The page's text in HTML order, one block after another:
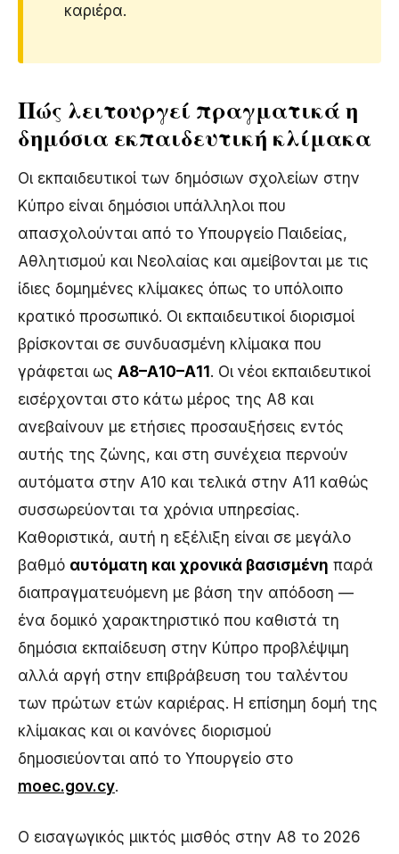
καριέρα.
Πώς λειτουργεί πραγματικά η
δημόσια εκπαιδευτική κλίμακα
Οι εκπαιδευτικοί των δημόσιων σχολείων στην
Κύπρο είναι δημόσιοι υπάλληλοι που
απασχολούνται από το Υπουργείο Παιδείας,
Αθλητισμού και Νεολαίας και αμείβονται με τις
ίδιες δομημένες κλίμακες όπως το υπόλοιπο
κρατικό προσωπικό. Οι εκπαιδευτικοί διορισμοί
βρίσκονται σε συνδυασμένη κλίμακα που
γράφεται ως Α8–Α10–Α11. Οι νέοι εκπαιδευτικοί
εισέρχονται στο κάτω μέρος της Α8 και
ανεβαίνουν με ετήσιες προσαυξήσεις εντός
αυτής της ζώνης, και στη συνέχεια περνούν
αυτόματα στην Α10 και τελικά στην Α11 καθώς
συσσωρεύονται τα χρόνια υπηρεσίας.
Καθοριστικά, αυτή η εξέλιξη είναι σε μεγάλο
βαθμό αυτόματη και χρονικά βασισμένη παρά
διαπραγματευόμενη με βάση την απόδοση —
ένα δομικό χαρακτηριστικό που καθιστά τη
δημόσια εκπαίδευση στην Κύπρο προβλέψιμη
αλλά αργή στην επιβράβευση του ταλέντου
των πρώτων ετών καριέρας. Η επίσημη δομή της
κλίμακας και οι κανόνες διορισμού
δημοσιεύονται από το Υπουργείο στο
moec.gov.cy.
Ο εισαγωγικός μικτός μισθός στην Α8 το 2026